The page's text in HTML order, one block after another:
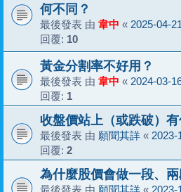
何不同？
最後發表 由 韋中 « 2025-04-
回覆: 10
黃金分割率不好用？
最後發表 由 韋中 « 2024-03-
回覆: 1
收盤價站上（或跌破）
最後發表 由 願聞其詳 « 2023-
回覆: 2
為什麼股價會做一段、
最後發表 由 願聞其詳 « 2023-